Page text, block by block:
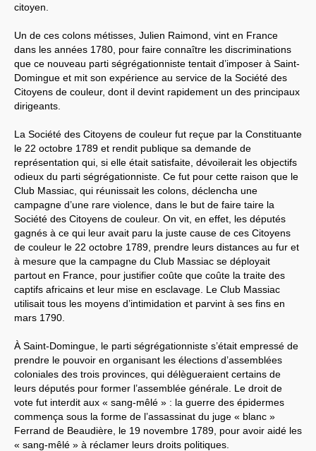
citoyen.
Un de ces colons métisses, Julien Raimond, vint en France
dans les années 1780, pour faire connaître les discriminations
que ce nouveau parti ségrégationniste tentait d’imposer à Saint-
Domingue et mit son expérience au service de la Société des
Citoyens de couleur, dont il devint rapidement un des principaux
dirigeants.
La Société des Citoyens de couleur fut reçue par la Constituante
le 22 octobre 1789 et rendit publique sa demande de
représentation qui, si elle était satisfaite, dévoilerait les objectifs
odieux du parti ségrégationniste. Ce fut pour cette raison que le
Club Massiac, qui réunissait les colons, déclencha une
campagne d’une rare violence, dans le but de faire taire la
Société des Citoyens de couleur. On vit, en effet, les députés
gagnés à ce qui leur avait paru la juste cause de ces Citoyens
de couleur le 22 octobre 1789, prendre leurs distances au fur et
à mesure que la campagne du Club Massiac se déployait
partout en France, pour justifier coûte que coûte la traite des
captifs africains et leur mise en esclavage. Le Club Massiac
utilisait tous les moyens d’intimidation et parvint à ses fins en
mars 1790.
À Saint-Domingue, le parti ségrégationniste s’était empressé de
prendre le pouvoir en organisant les élections d’assemblées
coloniales des trois provinces, qui délègueraient certains de
leurs députés pour former l’assemblée générale. Le droit de
vote fut interdit aux « sang-mêlé » : la guerre des épidermes
commença sous la forme de l’assassinat du juge « blanc »
Ferrand de Beaudière, le 19 novembre 1789, pour avoir aidé les
« sang-mêlé » à réclamer leurs droits politiques.